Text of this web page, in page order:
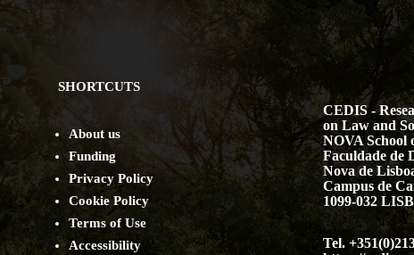
SHORTCUTS
About us
Funding
Privacy Policy
Cookie Policy
Terms of Use
Accessibility
CEDIS -
on Law and
NOVA School
Faculdade de
Nova de
Campus de
1099-032
Tel.